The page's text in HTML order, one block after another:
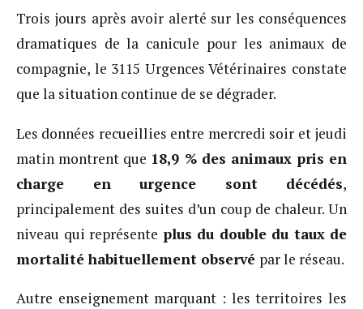
Trois jours après avoir alerté sur les conséquences
dramatiques de la canicule pour les animaux de
compagnie, le 3115 Urgences Vétérinaires constate
que la situation continue de se dégrader.
Les données recueillies entre mercredi soir et jeudi
matin montrent que 18,9 % des animaux pris en
charge en urgence sont décédés,
principalement des suites d’un coup de chaleur. Un
niveau qui représente plus du double du taux de
mortalité habituellement observé par le réseau.
Autre enseignement marquant : les territoires les